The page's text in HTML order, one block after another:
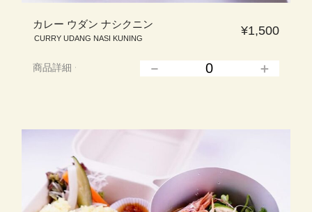
カレー ウダン ナシクニン
CURRY UDANG NASI KUNING
¥1,500
商品詳細